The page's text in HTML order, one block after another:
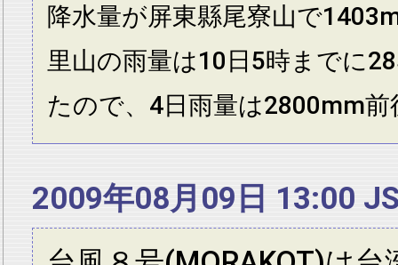
降水量が屏東縣尾寮山で
里山の雨量は10日5時までに
たので、4日雨量は2800mm
2009年08月09日 13:00